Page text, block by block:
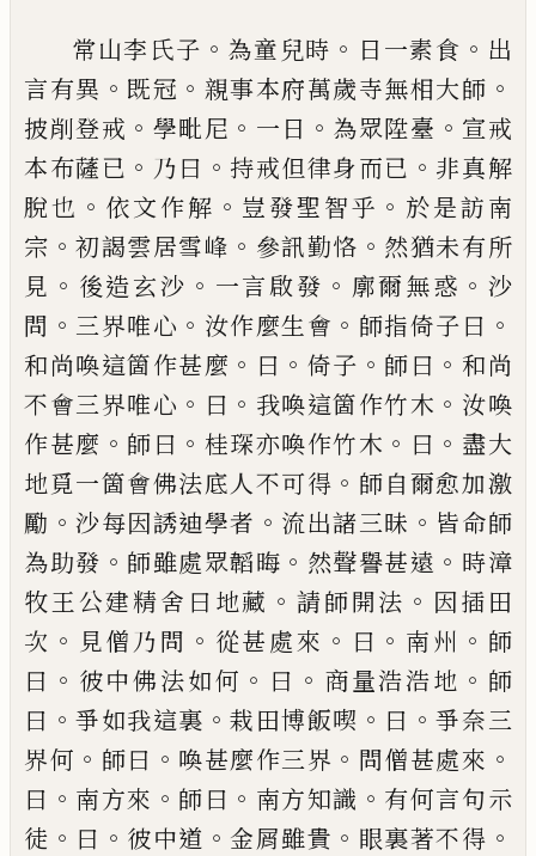
常山李氏子 。 為童兒時 。 日一素食 。 出
言有異 。 既冠 。 親事本府萬歲寺無相大師 。
披削登戒 。 學毗尼 。 一日 。 為眾陞臺 。 宣戒
本布薩已 。 乃曰 。 持戒但律身而已 。 非真解
脫也 。 依文作解 。 豈發聖智乎 。 於是訪南
宗 。初謁雲居雪峰 。 參訊勤恪 。 然猶未有所
見 。 後造玄沙 。 一言啟發 。 廓爾無惑 。 沙
問 。 三界唯心 。 汝作麼生會 。 師指倚子曰 。
和尚喚這箇作甚麼 。 曰 。 倚子 。 師曰 。 和尚
不會三界唯心 。 曰 。 我喚這箇作竹木 。 汝喚
作甚麼 。 師曰 。 桂琛亦喚作竹木 。 曰 。 盡大
地覓一箇會佛法底人不可得 。 師自爾愈加激
勵 。沙每因誘迪學者 。 流出諸三昧 。 皆命師
為助發 。 師雖處眾韜晦 。 然聲譽甚遠 。 時漳
牧王公建精舍曰地藏 。 請師開法 。 因插田
次 。 見僧乃問 。 從甚處來 。 曰 。 南州 。 師
曰 。 彼中佛法如何 。 曰 。 商量浩浩地 。 師
曰 。爭如我這裏 。栽田博飯喫 。 曰 。爭奈三
界何 。 師曰 。 喚甚麼作三界 。 問僧甚處來 。
曰 。 南方來 。 師曰 。 南方知識 。 有何言句示
徒 。 曰 。 彼中道 。 金屑雖貴 。 眼裏著不得 。